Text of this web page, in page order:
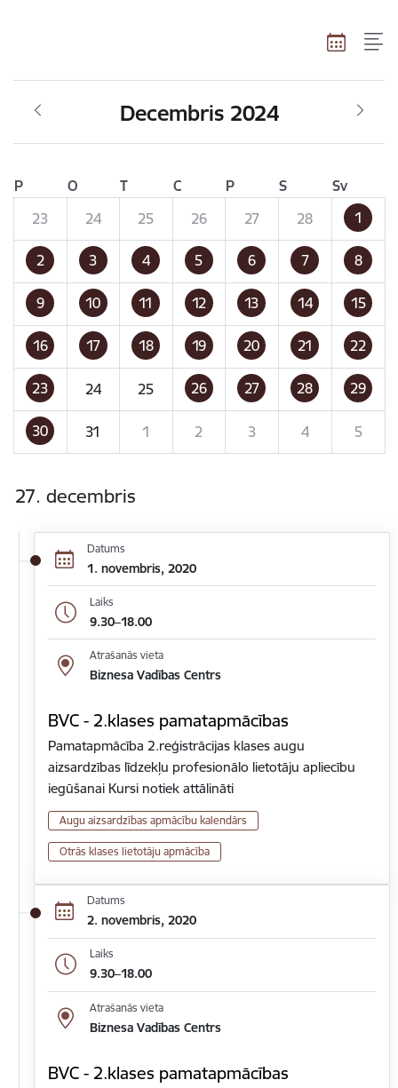
Decembris 2024
P O T C P S
Sv
23
24 25 26 27 28 1
2 3 4 5 6 7 8
9 10 11 12 13 14 15
16 17 18 19 20 21 22
23 24 25 26 27 28 29
30 31 1 2 3 4 5
27. decembris
Datums
1. novembris, 2020
Laiks
9.30–18.00
Atrašanās vieta
Biznesa Vadības Centrs
BVC - 2.klases pamatapmācības
Pamatapmācība 2.reģistrācijas klases augu
aizsardzības līdzekļu profesionālo lietotāju apliecību
iegūšanai Kursi notiek attālināti
Augu aizsardzības apmācību kalendārs
Otrās klases lietotāju apmācība
Datums
2. novembris, 2020
Laiks
9.30–18.00
Atrašanās vieta
Biznesa Vadības Centrs
BVC - 2.klases pamatapmācības